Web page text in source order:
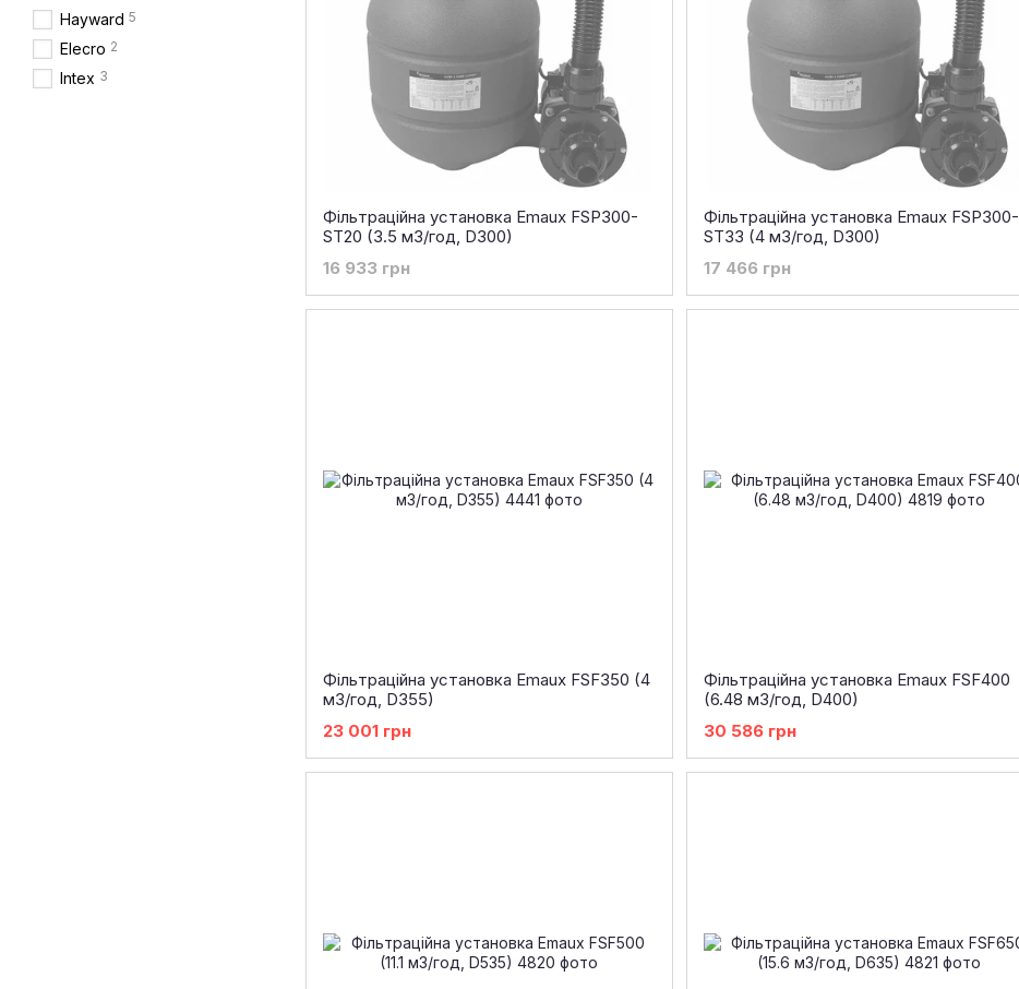
Фільтраційна установка Emaux FSP300-
ST20 (3.5 м3/год, D300)
16 933 грн
Фільтраційна установка Emaux FSP300-
ST33 (4 м3/год, D300)
17 466 грн
Фільтраційна установка Emaux FSF350 (4
м3/год, D355)
23 001 грн
Фільтраційна установка Emaux FSF400
(6.48 м3/год, D400)
30 586 грн
Hayward 5
Elecro 2
Intex 3